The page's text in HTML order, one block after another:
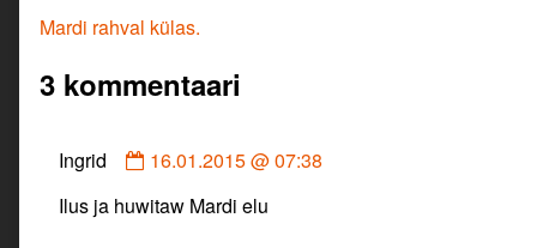
Navigeerimine
Previous
Mardi rahval külas.
3 kommentaari
Ingrid
Comment
Ingrid
16.01.2015 @ 07:38
Ilus ja huwitaw Mardi elu